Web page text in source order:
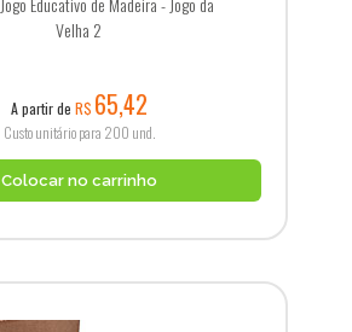
Velha 2
A partir de R$ 65,42
Custo unitário para 200 und.
Colocar no carrinho